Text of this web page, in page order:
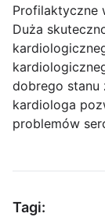
Profilaktyczne
Duża
dobrego stanu
kardiologa
problemów
Tagi: